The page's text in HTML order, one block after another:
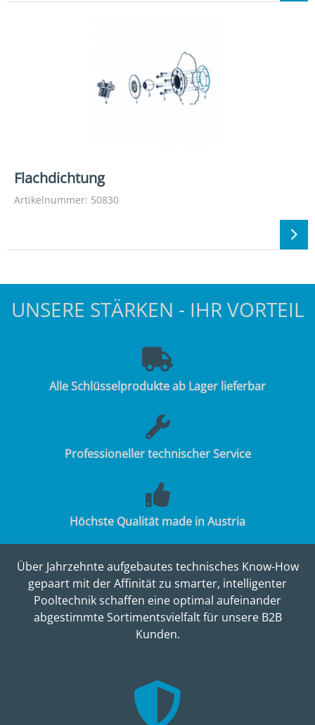
Flachdichtung
Artikelnummer: 50830
UNSERE STÄRKEN - IHR VORTEIL
Alle Schlüsselprodukte ab Lager lieferbar
Professioneller technischer Service
Höchste Qualität made in Austria
Über Jahrzehnte aufgebautes technisches Know-How
gepaart mit der Affinität zu smarter, intelligenter
Pooltechnik schaffen eine optimal aufeinander
abgestimmte Sortimentsvielfalt für unsere B2B
Kunden.